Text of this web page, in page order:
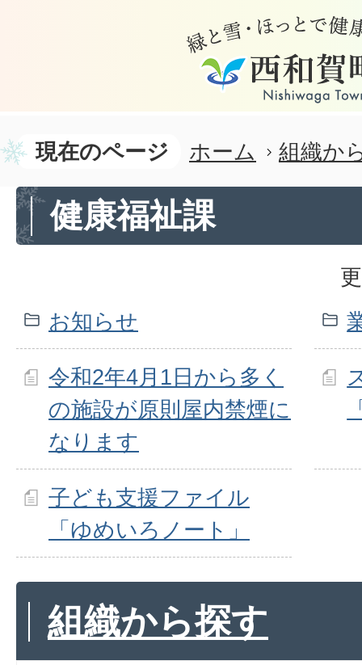
現在のページ ホーム 組織か
健康福祉課
お知らせ
令和2年4月1日から多く
の施設が原則屋内禁煙に
なります
子ども支援ファイル
「ゆめいろノート」
組織から探す